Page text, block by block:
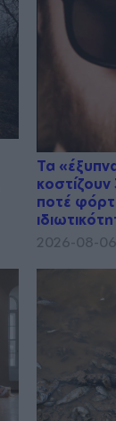
Τα
κοστίζουν
ποτέ
2026-08-